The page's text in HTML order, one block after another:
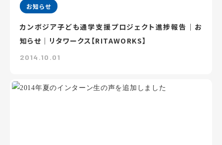
お知らせ
カンボジア子ども通学支援プロジェクト進捗報告｜お
知らせ｜リタワークス【RITAWORKS】
2014.10.01